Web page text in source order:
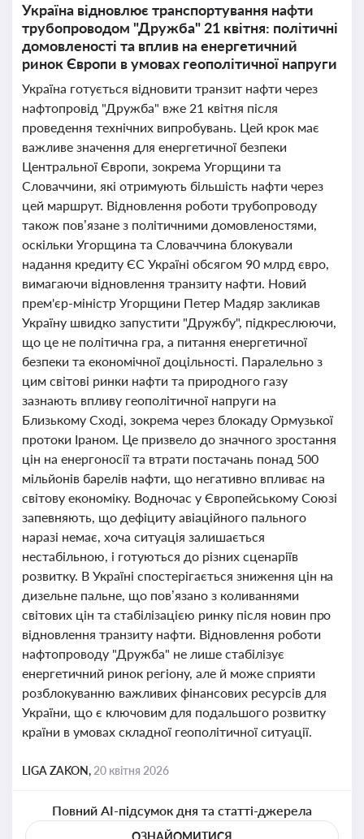
Україна відновлює транспортування нафти
трубопроводом "Дружба" 21 квітня: політичні
домовленості та вплив на енергетичний
ринок Європи в умовах геополітичної напруги
Україна готується відновити транзит нафти через
нафтопровід "Дружба" вже 21 квітня після
проведення технічних випробувань. Цей крок має
важливе значення для енергетичної безпеки
Центральної Європи, зокрема Угорщини та
Словаччини, які отримують більшість нафти через
цей маршрут. Відновлення роботи трубопроводу
також пов’язане з політичними домовленостями,
оскільки Угорщина та Словаччина блокували
надання кредиту ЄС Україні обсягом 90 млрд євро,
вимагаючи відновлення транзиту нафти. Новий
прем'єр-міністр Угорщини Петер Мадяр закликав
Україну швидко запустити "Дружбу", підкреслюючи,
що це не політична гра, а питання енергетичної
безпеки та економічної доцільності. Паралельно з
цим світові ринки нафти та природного газу
зазнають впливу геополітичної напруги на
Близькому Сході, зокрема через блокаду Ормузької
протоки Іраном. Це призвело до значного зростання
цін на енергоносії та втрати постачань понад 500
мільйонів барелів нафти, що негативно впливає на
світову економіку. Водночас у Європейському Союзі
запевняють, що дефіциту авіаційного пального
наразі немає, хоча ситуація залишається
нестабільною, і готуються до різних сценаріїв
розвитку. В Україні спостерігається зниження цін на
дизельне пальне, що пов’язано з коливаннями
світових цін та стабілізацією ринку після новин про
відновлення транзиту нафти. Відновлення роботи
нафтопроводу "Дружба" не лише стабілізує
енергетичний ринок регіону, але й може сприяти
розблокуванню важливих фінансових ресурсів для
України, що є ключовим для подальшого розвитку
країни в умовах складної геополітичної ситуації.
LIGA ZAKON, 20 квітня 2026
Повний AI-підсумок дня та статті-джерела
ОЗНАЙОМИТИСЯ